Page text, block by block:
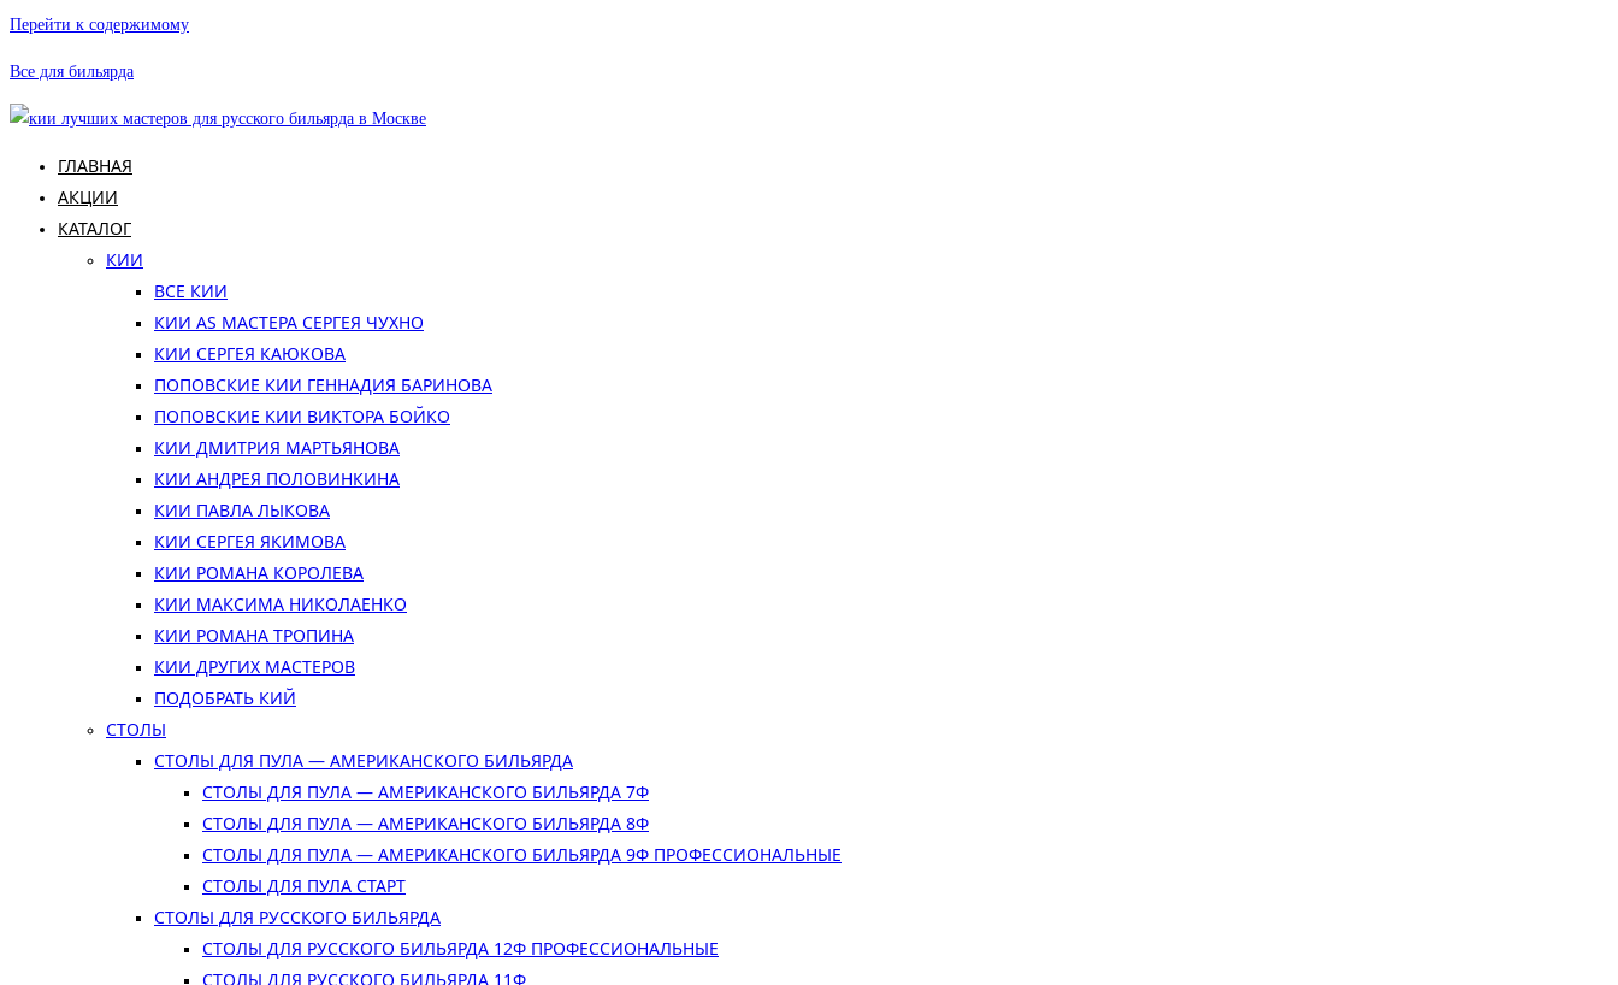
Перейти к содержимому
Все для бильярда
ГЛАВНАЯ
АКЦИИ
КАТАЛОГ
КИИ
ВСЕ КИИ
КИИ AS МАСТЕРА СЕРГЕЯ ЧУХНО
КИИ СЕРГЕЯ КАЮКОВА
ПОПОВСКИЕ КИИ ГЕННАДИЯ БАРИНОВА
ПОПОВСКИЕ КИИ ВИКТОРА БОЙКО
КИИ ДМИТРИЯ МАРТЬЯНОВА
КИИ АНДРЕЯ ПОЛОВИНКИНА
КИИ ПАВЛА ЛЫКОВА
КИИ СЕРГЕЯ ЯКИМОВА
КИИ РОМАНА КОРОЛЕВА
КИИ МАКСИМА НИКОЛАЕНКО
КИИ РОМАНА ТРОПИНА
КИИ ДРУГИХ МАСТЕРОВ
ПОДОБРАТЬ КИЙ
СТОЛЫ
СТОЛЫ ДЛЯ ПУЛА — АМЕРИКАНСКОГО БИЛЬЯРДА
СТОЛЫ ДЛЯ ПУЛА — АМЕРИКАНСКОГО БИЛЬЯРДА 7Ф
СТОЛЫ ДЛЯ ПУЛА — АМЕРИКАНСКОГО БИЛЬЯРДА 8Ф
СТОЛЫ ДЛЯ ПУЛА — АМЕРИКАНСКОГО БИЛЬЯРДА 9Ф ПРОФЕССИОНАЛЬНЫЕ
СТОЛЫ ДЛЯ ПУЛА СТАРТ
СТОЛЫ ДЛЯ РУССКОГО БИЛЬЯРДА
СТОЛЫ ДЛЯ РУССКОГО БИЛЬЯРДА 12Ф ПРОФЕССИОНАЛЬНЫЕ
СТОЛЫ ДЛЯ РУССКОГО БИЛЬЯРДА 11Ф